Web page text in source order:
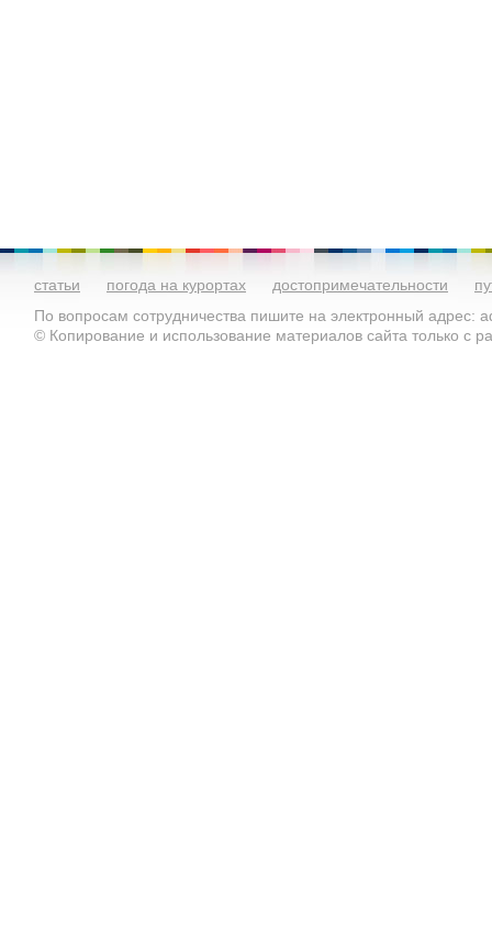
статьи погода на курортах достопримечательности
По вопросам сотрудничества пишите на электронный адрес:
© Копирование и использование материалов сайта только с